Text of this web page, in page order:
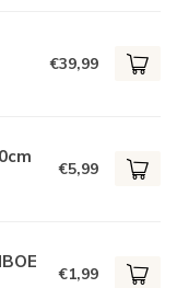
€39,99
€5,99
€1,99